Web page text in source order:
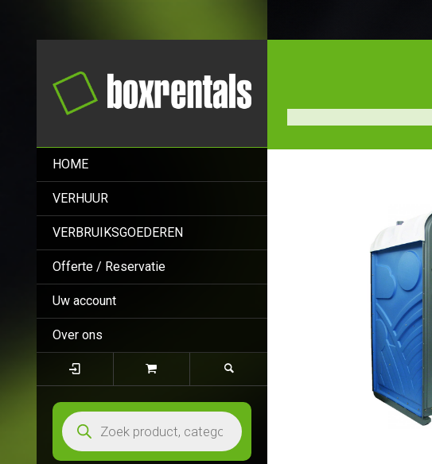
HOME
VERHUUR
VERBRUIKSGOEDEREN
Offerte / Reservatie
Uw account
Over ons